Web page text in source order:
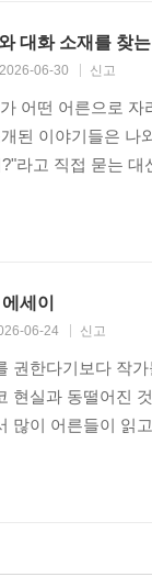
대화 소재를 찾
2026-06-30 신고
어떤 어른으로
된 이야기들은
라고 직접 묻는
세이
06-24 신고
권한다기보다 작
현실과 동떨어진
많이 어른들이 읽